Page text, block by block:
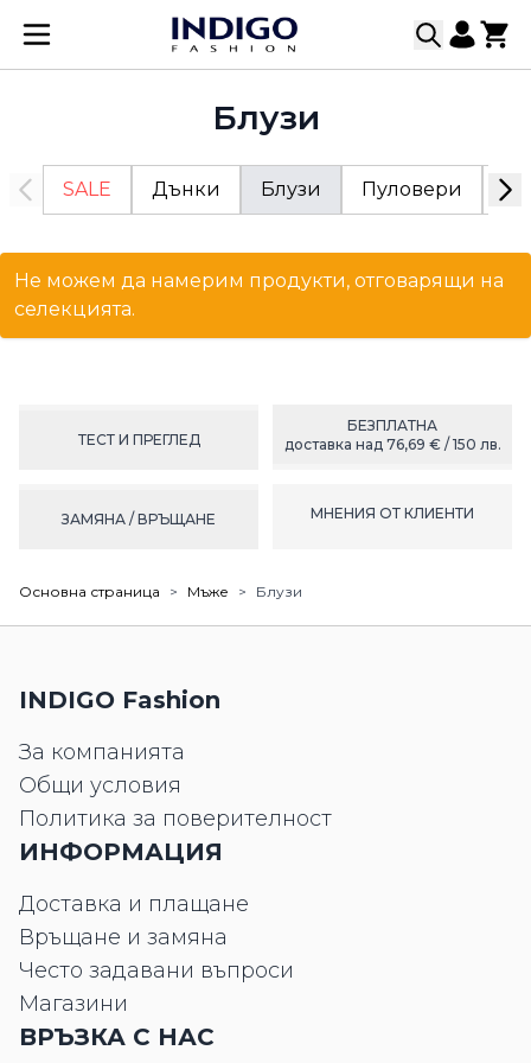
Прескачане към съдържанието
ТЕСТ И ПРЕГЛЕД
БЕЗПЛАТНА
доставка над 76,69 € / 150 лв.
ЗАМЯНА / ВРЪЩАНЕ МНЕНИЯ ОТ КЛИЕНТИ
Блузи
SALE Дънки Блузи Пуловери
Не можем да намерим продукти, отговарящи на
селекцията.
Основна страница > Мъже > Блузи
INDIGO Fashion
За компанията
Общи условия
Политика за поверителност
ИНФОРМАЦИЯ
Доставка и плащане
Връщане и замяна
Често задавани въпроси
Магазини
ВРЪЗКА С НАС